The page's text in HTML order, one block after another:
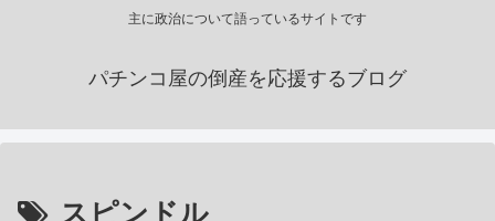
主に政治について語っているサイトです
パチンコ屋の倒産を応援するブログ
スピンドル